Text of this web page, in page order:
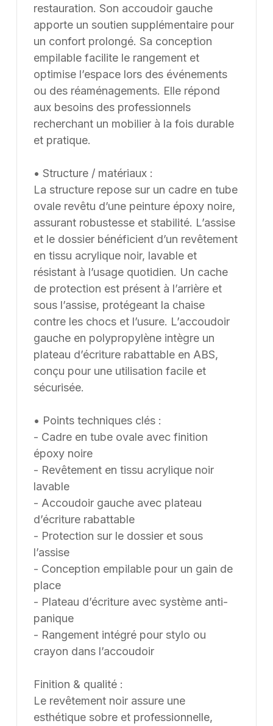
France et à l’international. Les modèles présentés au
catalogue sont adaptables sur mesure, notamment en
termes de dimensions, de finitions et de coloris, selon
les besoins du client. Nous pouvons également
développer des solutions sur mesure à partir d’une
feuille blanche, chaque projet pouvant être conçu et
ajusté selon les contraintes et les usages spécifiques.
restauration. Son accoudoir gauche
apporte un soutien supplémentaire pour
un confort prolongé. Sa conception
empilable facilite le rangement et
optimise l’espace lors des événements
ou des réaménagements. Elle répond
aux besoins des professionnels
recherchant un mobilier à la fois durable
et pratique.
• Structure / matériaux :
La structure repose sur un cadre en tube
ovale revêtu d’une peinture époxy noire,
assurant robustesse et stabilité. L’assise
et le dossier bénéficient d’un revêtement
en tissu acrylique noir, lavable et
résistant à l’usage quotidien. Un cache
de protection est présent à l’arrière et
sous l’assise, protégeant la chaise
contre les chocs et l’usure. L’accoudoir
gauche en polypropylène intègre un
plateau d’écriture rabattable en ABS,
conçu pour une utilisation facile et
sécurisée.
• Points techniques clés :
- Cadre en tube ovale avec finition
époxy noire
- Revêtement en tissu acrylique noir
lavable
- Accoudoir gauche avec plateau
d’écriture rabattable
- Protection sur le dossier et sous
l’assise
- Conception empilable pour un gain de
place
- Plateau d’écriture avec système anti-
panique
- Rangement intégré pour stylo ou
crayon dans l’accoudoir
Finition & qualité :
Le revêtement noir assure une
esthétique sobre et professionnelle,